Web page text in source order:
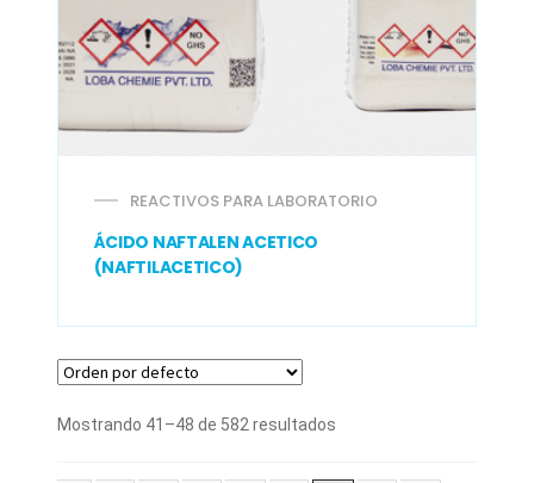
REACTIVOS PARA LABORATORIO
ÁCIDO NAFTALEN ACETICO
(NAFTILACETICO)
Mostrando 41–48 de 582 resultados